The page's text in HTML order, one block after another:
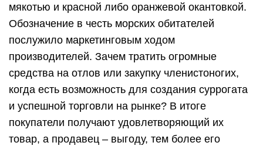
мякотью и красной либо оранжевой окантовкой.
Обозначение в честь морских обитателей
послужило маркетинговым ходом
производителей. Зачем тратить огромные
средства на отлов или закупку членистоногих,
когда есть возможность для создания суррогата
и успешной торговли на рынке? В итоге
покупатели получают удовлетворяющий их
товар, а продавец – выгоду, тем более его